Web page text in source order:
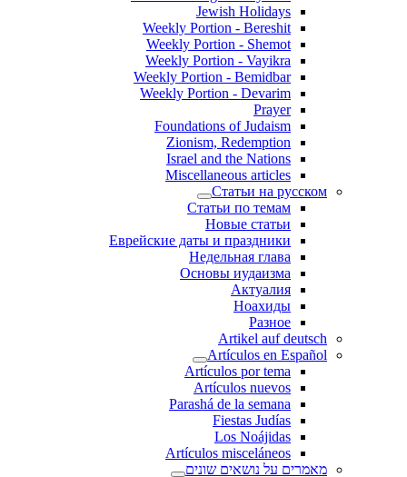
Jewish Holidays
Weekly Portion - Bereshit
Weekly Portion - Shemot
Weekly Portion - Vayikra
Weekly Portion - Bemidbar
Weekly Portion - Devarim
Prayer
Foundations of Judaism
Zionism, Redemption
Israel and the Nations
Miscellaneous articles
Статьи на русском
Статьи по темам
Новые статьи
Еврейские даты и праздники
Недельная глава
Основы иудаизма
Актуалия
Ноахиды
Разное
Artikel auf deutsch
Artículos en Español
Artículos por tema
Artículos nuevos
Parashá de la semana
Fiestas Judías
Los Noájidas
Artículos misceláneos
מאמרים על נושאים שונים